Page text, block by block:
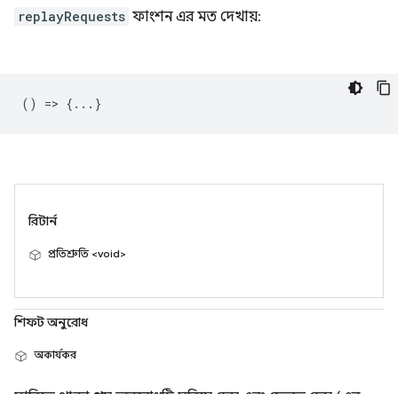
replayRequests ফাংশন এর মত দেখায়:
() => {...}
রিটার্ন
প্রতিশ্রুতি <void>
শিফট অনুরোধ
অকার্যকর